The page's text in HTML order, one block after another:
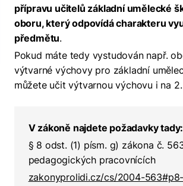
přípravu učitelů základní umělecké
oboru, který odpovídá charakteru
předmětu.
Pokud máte tedy vystudován např.
výtvarné výchovy pro základní
můžete učit výtvarnou výchovu i na
V zákoně najdete požadavky tady:
§ 8 odst. (1) písm. g) zákona č.
pedagogických pracovnících
zakonyprolidi.cz/cs/2004-